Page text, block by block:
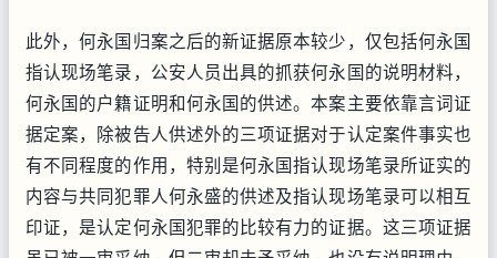
此外，何永国归案之后的新证据原本较少，仅包括何永国
指认现场笔录，公安人员出具的抓获何永国的说明材料，
何永国的户籍证明和何永国的供述。本案主要依靠言词证
据定案，除被告人供述外的三项证据对于认定案件事实也
有不同程度的作用，特别是何永国指认现场笔录所证实的
内容与共同犯罪人何永盛的供述及指认现场笔录可以相互
印证，是认定何永国犯罪的比较有力的证据。这三项证据